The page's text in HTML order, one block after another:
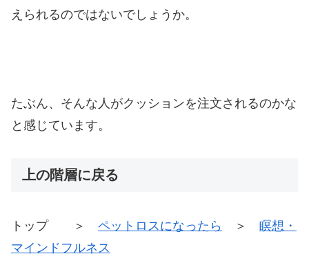
えられるのではないでしょうか。
たぶん、そんな人がクッションを注文されるのかな
と感じています。
上の階層に戻る
トップ ＞ ペットロスになったら ＞ 瞑想・
マインドフルネス